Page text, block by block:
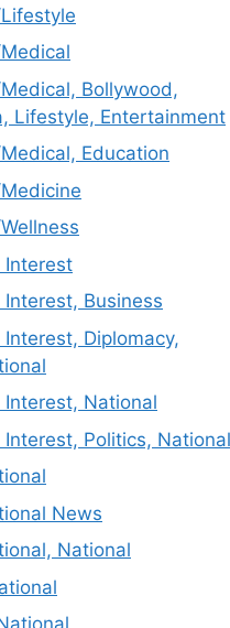
Bollywood,
Lifestyle, Entertainment
Education
Interest
Interest, Business
Interest, Diplomacy,
Interest, National
Interest, Politics, National
News
National